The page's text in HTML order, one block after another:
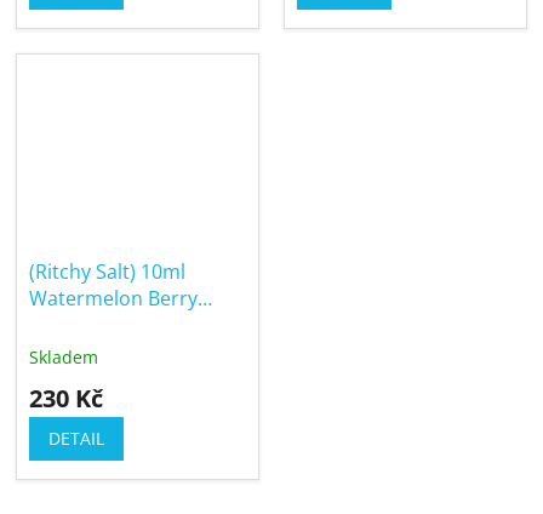
(Ritchy Salt) 10ml
Watermelon Berry
Skladem
230 Kč
DETAIL